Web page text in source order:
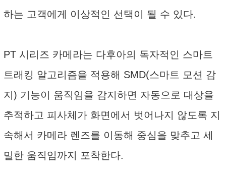
하는 고객에게 이상적인 선택이 될 수 있다.
PT 시리즈 카메라는 다후아의 독자적인 스마트
트래킹 알고리즘을 적용해 SMD(스마트 모션 감
지) 기능이 움직임을 감지하면 자동으로 대상을
추적하고 피사체가 화면에서 벗어나지 않도록 지
속해서 카메라 렌즈를 이동해 중심을 맞추고 세
밀한 움직임까지 포착한다.